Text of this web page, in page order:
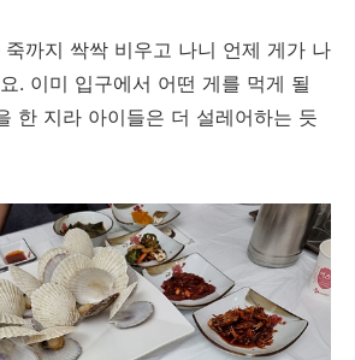
까지 싹싹 비우고 나니 언제 게가 나
. 이미 입구에서 어떤 게를 먹게 될
한 지라 아이들은 더 설레어하는 듯